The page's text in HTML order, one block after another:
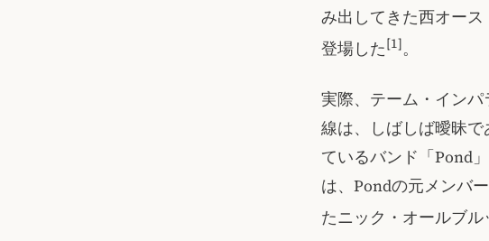
み出してきた西オー
登場した[1]。
実際、テーム・イン
線は、しばしば曖昧
ているバンド「Pond
は、Pondの元メンバ
たニック・オールブル